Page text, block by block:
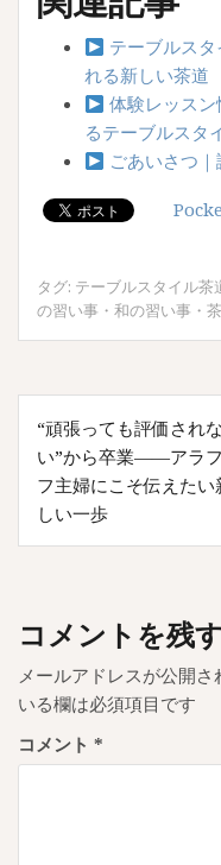
テーブルス
れる新しい茶道
体験レッス
るテーブルスタ
ごあいさつ
タグ: テーブルスタイル茶
の習い事 ・ 和の習い事 ・
投
稿
ナ
ビ
シ
ョ
ン
“頑張っても評価されな
い”から卒業——アラ
フ主婦にこそ伝えたい
しい一歩
コメントを残
メールアドレスが公開さ
いる欄は必須項目です
コメント *